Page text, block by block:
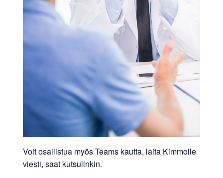
Voit osallistua myös Teams kautta, laita Kimmolle
viesti, saat kutsulinkin.